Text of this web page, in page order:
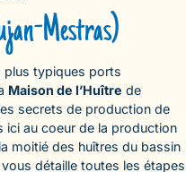
Mestras)
plus typiques ports
Maison de l’Huître de
secrets de production de
ici au coeur de la production
moitié des huîtres du bassin
détaille toutes les étapes